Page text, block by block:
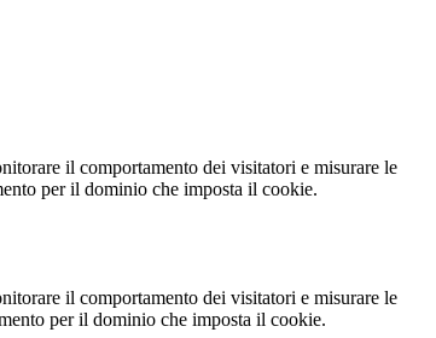
il comportamento dei visitatori e misurare le
per il dominio che imposta il cookie.
il comportamento dei visitatori e misurare le
per il dominio che imposta il cookie.